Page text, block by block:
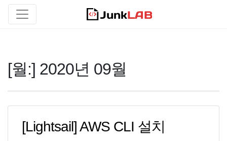
[월:] 2020년 09월
[Lightsail] AWS CLI 설치